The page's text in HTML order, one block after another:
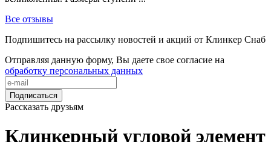
Все отзывы
Подпишитесь на рассылку новостей и акций от Клинкер Снаб
Отправляя данную форму, Вы даете свое согласие на
обработку персональных данных
Подписаться
Рассказать друзьям
Клинкерный угловой элемент